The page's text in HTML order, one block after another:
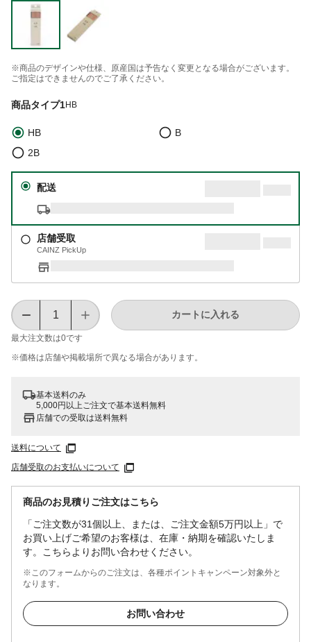
※商品のデザインや仕様、原産国は予告なく変更となる場合がございます。
ご指定はできませんのでご了承ください。
商品タイプ1HB
HB
B
2B
配送
店舗受取
CAINZ PickUp
最大注文数は0です
カートに入れる
※価格は​店舗や​掲載場所で​異なる​場合が​あります。
基本送料のみ
5,000円以上ご注文で基本送料無料
店舗での受取は送料無料
送料について
店舗受取のお支払いについて
商品のお見積りご注文はこちら
「ご注文数が31個以上、または、ご注文金額5万円以上」で
お買い上げご希望のお客様は、在庫・納期を確認いたしま
す。こちらよりお問い合わせください。
※このフォームからのご注文は、各種ポイントキャンペーン対象外と
なります。
お問い合わせ